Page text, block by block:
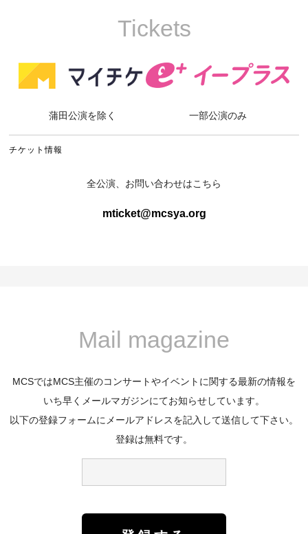
Tickets
蒲田公演を除く 一部公演のみ
チケット情報
全公演、お問い合わせはこちら
mticket@mcsya.org
Mail magazine
MCSではMCS主催のコンサートやイベントに関する最新の情報を
いち早くメールマガジンにてお知らせしています。
以下の登録フォームにメールアドレスを記入して送信して下さい。
登録は無料です。